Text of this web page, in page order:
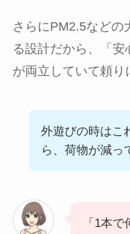
さらにPM2.5などの
る設計だから、「安
が両立していて頼り
外遊びの時はこ
ら、荷物が減
「1本